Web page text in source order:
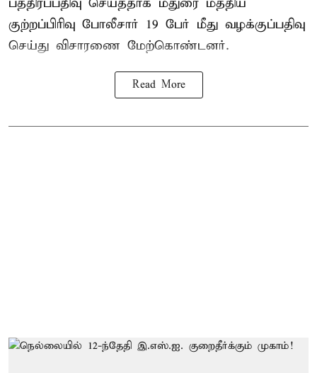
பத்திரப்பதிவு செய்ததாக மதுரை மத்திய
குற்றப்பிரிவு போலீசார் 19 பேர் மீது வழக்குப்பதிவு
செய்து விசாரணை மேற்கொண்டனர்.
Read More